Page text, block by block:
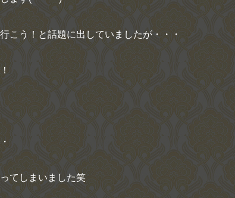
こう！と話題に出していましたが・・・
てしまいました笑